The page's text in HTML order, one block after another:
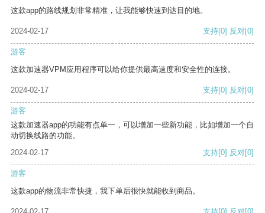
这款app的路线规划非常精准，让我能够快速到达目的地。
2024-02-17 支持[0] 反对[0]
游客
这款加速器VPM应用程序可以给你提供最高速度和安全性的连接。
2024-02-17 支持[0] 反对[0]
游客
这款加速器app的功能有点单一，可以增加一些新功能，比如增加一个自
动切换线路的功能。
2024-02-17
支持[0] 反对[0]
游客
这款app的物流非常快捷，我下单后很快就能收到商品。